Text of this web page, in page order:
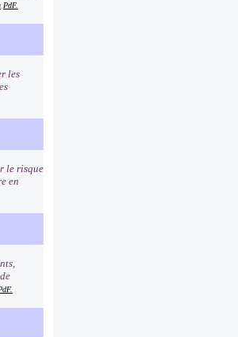
PdF.
les
le risque
en